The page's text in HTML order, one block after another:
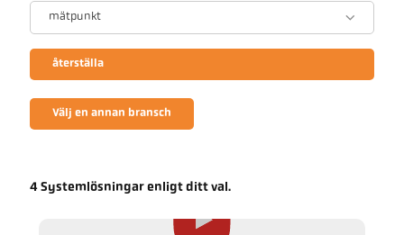
mätpunkt
återställa
Välj en annan bransch
4 Systemlösningar enligt ditt val.